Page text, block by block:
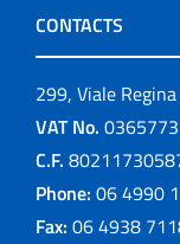
CONTACTS
299, Viale
VAT No.
C.F.
Phone: 06 4990 1
Fax: 06 4938